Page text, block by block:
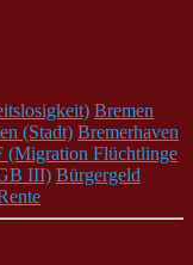
Bremen
(Stadt) Bremerhaven
Flüchtlinge
III) Bürgergeld